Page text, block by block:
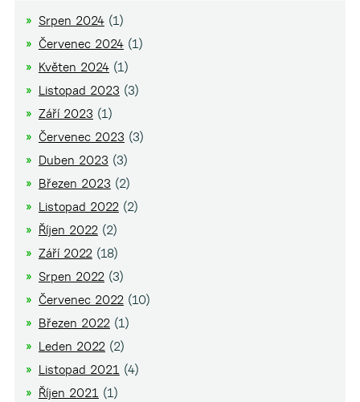
Srpen 2024(1)
Červenec 2024(1)
Květen 2024(1)
Listopad 2023 (3)
Září 2023 (1)
Červenec 2023 (3)
Duben 2023 (3)
Březen 2023 (2)
Listopad 2022(2)
Říjen 2022(2)
Září 2022(18)
Srpen 2022(3)
Červenec 2022(10)
Březen 2022(1)
Leden 2022(2)
Listopad 2021 (4)
Říjen 2021 (1)